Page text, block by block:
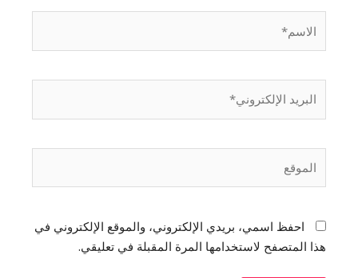
احفظ اسمي، بريدي الإلكتروني، والموقع الإلكتروني في
هذا المتصفح لاستخدامها المرة المقبلة في تعليقي.